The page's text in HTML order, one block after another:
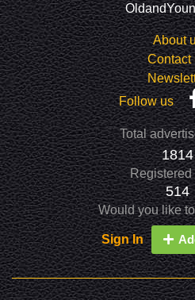
About
Contact
Follow us
Total
1814
Registered
514
Would you like
Sign In